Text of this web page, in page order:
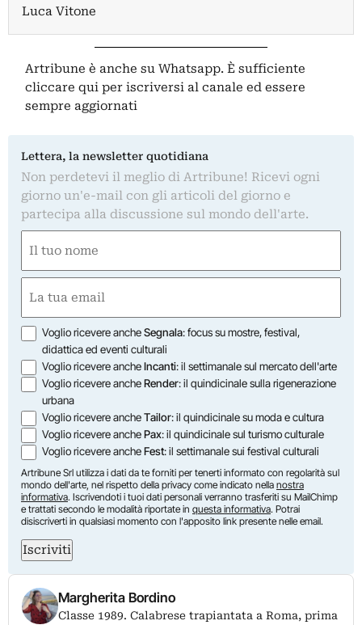
Luca Vitone
Artribune è anche su Whatsapp. È sufficiente
cliccare qui per iscriversi al canale ed essere
sempre aggiornati
Lettera, la newsletter quotidiana
Non perdetevi il meglio di Artribune! Ricevi ogni
giorno un'e-mail con gli articoli del giorno e
partecipa alla discussione sul mondo dell'arte.
(Obbligatorio)
Nome
(Obbligatorio)
Opzioni
Voglio ricevere ancheSegnala: focus su mostre, festival,
didattica ed eventi culturali
Voglio ricevere ancheIncanti: il settimanale sul mercato dell'arte
Voglio ricevere ancheRender: il quindicinale sulla rigenerazione
urbana
Voglio ricevere ancheTailor: il quindicinale su moda e cultura
Voglio ricevere anchePax: il quindicinale sul turismo culturale
Voglio ricevere ancheFest: il settimanale sui festival culturali
Artribune Srl utilizza i dati da te forniti per tenerti informato con regolarità sul
mondo dell'arte, nel rispetto della privacy come indicato nella nostra
informativa. Iscrivendoti i tuoi dati personali verranno trasferiti su MailChimp
e trattati secondo le modalità riportate in questa informativa. Potrai
disiscriverti in qualsiasi momento con l'apposito link presente nelle email.
Iscriviti
Margherita Bordino
Classe 1989. Calabrese trapiantata a Roma, prima